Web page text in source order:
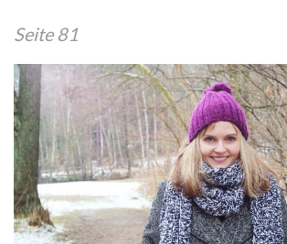
Seite 81